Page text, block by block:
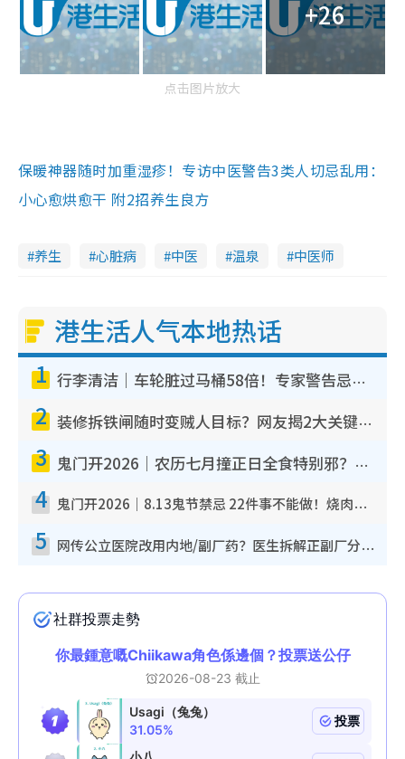
+26
点击图片放大
保暖神器随时加重湿疹！专访中医警告3类人切忌乱用：
小心愈烘愈干 附2招养生良方
养生 心脏病 中医 温泉 中医师
港生活人气本地热话
1 行李清洁｜车轮脏过马桶58倍！专家警告忌用酒精擦 教1招免脏手除菌
2 装修拆铁闸随时变贼人目标？网友揭2大关键用途：装新款等于白装？附新旧铁闸分别
3 鬼门开2026｜农历七月撞正日全食特别邪？专家警告切忌做一事！揭4大禁忌+2招保平安
4 鬼门开2026｜8.13鬼节禁忌 22件事不能做！烧肉、刺身要少食？半夜勿吹口哨/打给个电话
5 网传公立医院改用内地/副厂药？医生拆解正副厂分别，揭4类人换药随时出事